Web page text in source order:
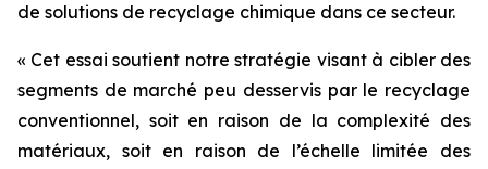
de solutions de recyclage chimique dans ce secteur.
« Cet essai soutient notre stratégie visant à cibler des
segments de marché peu desservis par le recyclage
conventionnel, soit en raison de la complexité des
matériaux, soit en raison de l’échelle limitée des